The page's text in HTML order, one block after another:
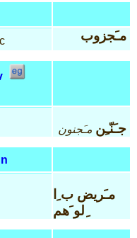
مـَجزوب
جـَنّـِن مـَجنون
n
مـَريض ب ِا
ِلو َهم